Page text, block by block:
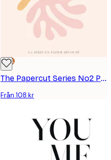
DEAL
The Papercut Series No2 Poster
Från 108 kr